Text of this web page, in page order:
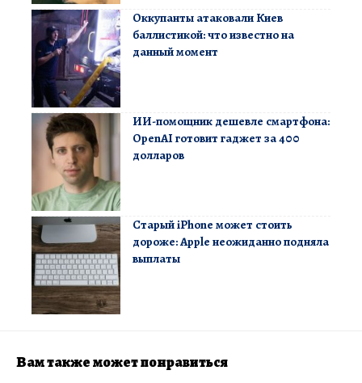
Оккупанты атаковали Киев
баллистикой: что известно на
данный момент
ИИ-помощник дешевле смартфона:
OpenAI готовит гаджет за 400
долларов
Старый iPhone может стоить
дороже: Apple неожиданно подняла
выплаты
Вам также может понравиться